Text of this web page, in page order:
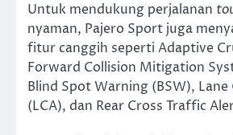
Untuk mendukung perjalanan
nyaman, Pajero Sport juga
fitur canggih seperti Adaptive
Forward Collision Mitigation
Blind Spot Warning (BSW), Lane
(LCA), dan Rear Cross Traffic